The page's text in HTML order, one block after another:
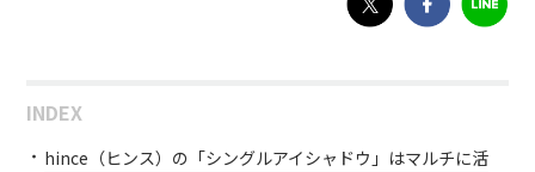
INDEX
hince（ヒンス）の「シングルアイシャドウ」はマルチに活